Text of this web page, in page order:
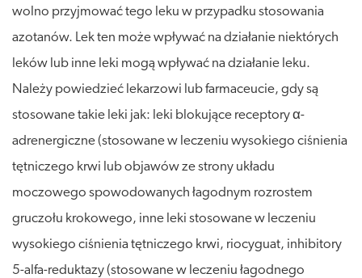
wolno przyjmować tego leku w przypadku stosowania
azotanów. Lek ten może wpływać na działanie niektórych
leków lub inne leki mogą wpływać na działanie leku.
Należy powiedzieć lekarzowi lub farmaceucie, gdy są
stosowane takie leki jak: leki blokujące receptory α-
adrenergiczne (stosowane w leczeniu wysokiego ciśnienia
tętniczego krwi lub objawów ze strony układu
moczowego spowodowanych łagodnym rozrostem
gruczołu krokowego, inne leki stosowane w leczeniu
wysokiego ciśnienia tętniczego krwi, riocyguat, inhibitory
5-alfa-reduktazy (stosowane w leczeniu łagodnego